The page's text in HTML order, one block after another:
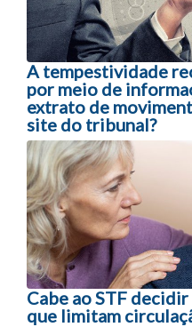
A tempestividade
por meio de
extrato de
site do tribunal?
Cabe ao STF
que limitam